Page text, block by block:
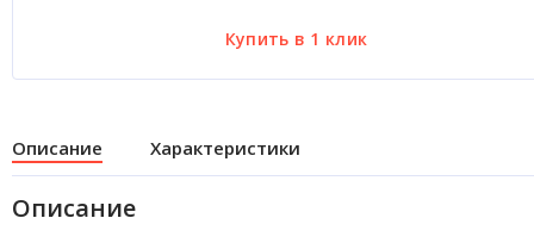
Описание Характеристики
Описание